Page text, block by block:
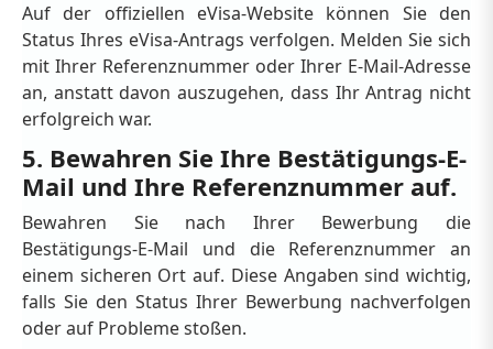
Auf der offiziellen eVisa-Website können Sie den
Status Ihres eVisa-Antrags verfolgen. Melden Sie sich
mit Ihrer Referenznummer oder Ihrer E-Mail-Adresse
an, anstatt davon auszugehen, dass Ihr Antrag nicht
erfolgreich war.
5. Bewahren Sie Ihre Bestätigungs-E-
Mail und Ihre Referenznummer auf.
Bewahren Sie nach Ihrer Bewerbung die
Bestätigungs-E-Mail und die Referenznummer an
einem sicheren Ort auf. Diese Angaben sind wichtig,
falls Sie den Status Ihrer Bewerbung nachverfolgen
oder auf Probleme stoßen.